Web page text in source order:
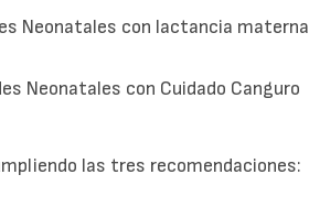
Neonatales con lactancia materna
Neonatales con Cuidado Canguro
las tres recomendaciones: